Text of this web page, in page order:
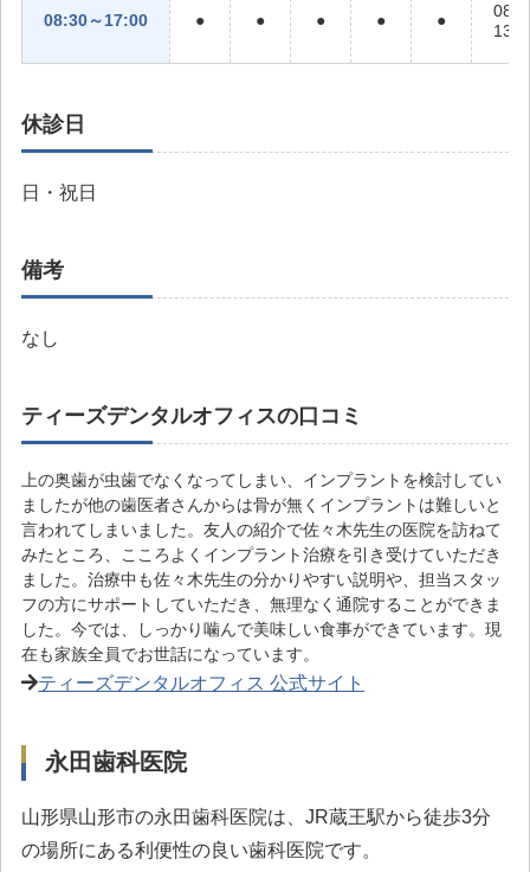
08:30～17:00 ● ● ● ● ●
休診日
日・祝日
備考
なし
ティーズデンタルオフィスの口コミ
上の奥歯が虫歯でなくなってしまい、インプラントを検討してい
ましたが他の歯医者さんからは骨が無くインプラントは難しいと
言われてしまいました。友人の紹介で佐々木先生の医院を訪ねて
みたところ、こころよくインプラント治療を引き受けていただき
ました。治療中も佐々木先生の分かりやすい説明や、担当スタッ
フの方にサポートしていただき、無理なく通院することができま
した。今では、しっかり噛んで美味しい食事ができています。現
在も家族全員でお世話になっています。
ティーズデンタルオフィス 公式サイト
永田歯科医院
山形県山形市の永田歯科医院は、JR蔵王駅から徒歩3分
の場所にある利便性の良い歯科医院です。